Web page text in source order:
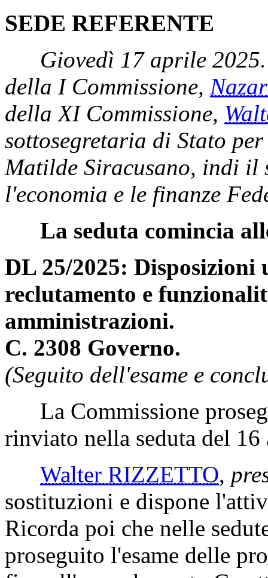
SEDE REFERENTE
Giovedì 17 aprile
della I Commissione,
della XI Commissione,
sottosegretaria di Stato
Matilde Siracusano, indi il
l'economia e le finanze
La seduta comincia
DL 25/2025:
reclutamento e
amministrazioni.
C. 2308 Governo.
(Seguito dell'esame e
La Commissione
rinviato nella seduta del
Walter RIZZETTO,
sostituzioni e dispone
Ricorda poi che nelle
proseguito l'esame delle